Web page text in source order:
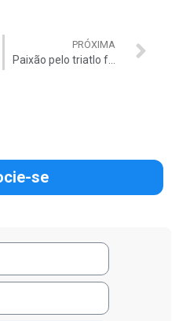
PRÓXIMA
Paixão pelo triatlo faz auditor sonhar em representar o Brasil no campeonato mundial
se